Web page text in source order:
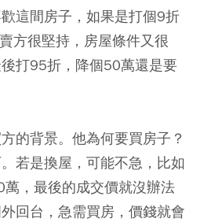
這間房子，如果是打個9折
方很堅持，房屋條件又很
打95折，降個50萬還是要
的背景。他為何要買房子？
若是換屋，可能不急，比如
，最後的成交價就沒辦法
回台，急需買房，價錢就會